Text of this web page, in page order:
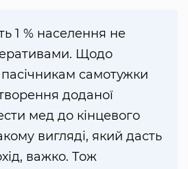
1 % населення не
Щодо
самотужки
доданої
мед до кінцевого
вигляді, який дасть
важко. Тож